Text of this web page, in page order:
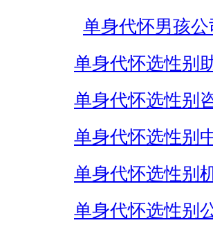
单身代怀男孩公
单身代怀选性别
单身代怀选性别
单身代怀选性别
单身代怀选性别
单身代怀选性别